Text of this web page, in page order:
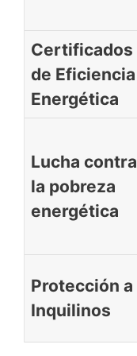
Certificados
de Eficiencia
Energética
Lucha contra
la pobreza
energética
Protección a
Inquilinos